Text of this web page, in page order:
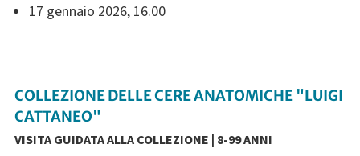
17 gennaio 2026, 16.00
COLLEZIONE DELLE CERE ANATOMICHE "LUIGI
CATTANEO"
VISITA GUIDATA ALLA COLLEZIONE | 8-99 ANNI